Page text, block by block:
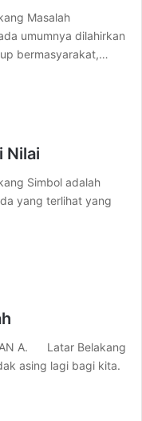
Masalah
dilahirkan
bermasyarakat,…
Nilai
Simbol adalah
yang terlihat yang
A. Latar Belakang
asing lagi bagi kita.